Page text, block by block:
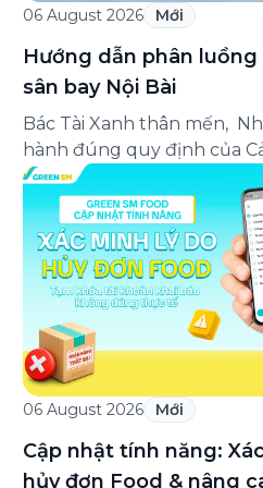
06 August 2026 Mới
Hướng dẫn phân
sân bay Nội Bài
Bác Tài Xanh thân mến,
hành đúng quy định của
áp dụng từ 09h00 ngày 05/
SM gửi tới Bác Tài Xanh
luồng di chuyển quan
NHÀ GA T2 (QUỐC TẾ) ✅
Hành khách sử dụng ứng
06 August 2026 Mới
Cập nhật tính năng:
hủy đơn Food & nâng